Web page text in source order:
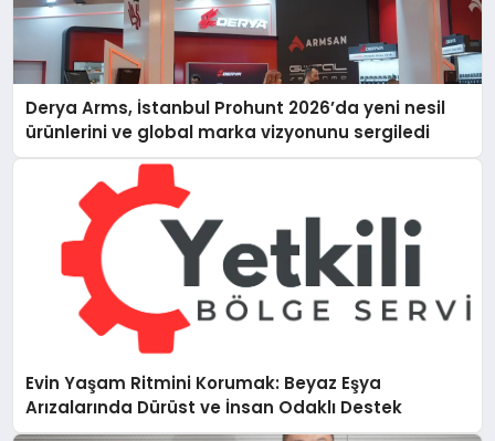
Derya Arms, İstanbul Prohunt 2026’da yeni nesil
ürünlerini ve global marka vizyonunu sergiledi
Evin Yaşam Ritmini Korumak: Beyaz Eşya
Arızalarında Dürüst ve İnsan Odaklı Destek